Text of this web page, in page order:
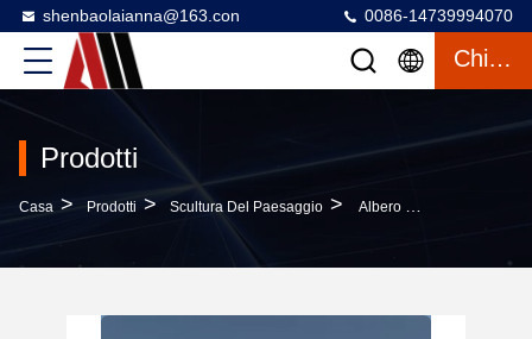
shenbaolaianna@163.con 0086-14739994070
Chiacchierata
Prodotti
Casa > Prodotti > Scultura Del Paesaggio > Albero Di Legno In Acciaio Inossidabile Illuminato Su Misura Con Baldacchino Per L'adattabilità Dell'edificio